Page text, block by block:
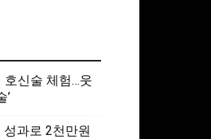
호신술 체험…웃
’
성과로 2천만원